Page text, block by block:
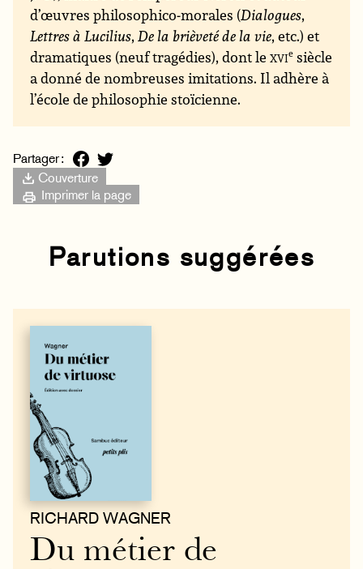
d’œuvres philosophico-morales (Dialogues,
Lettres à Lucilius, De la brièveté de la vie, etc.) et
dramatiques (neuf tragédies), dont lexvie siècle
a donné de nombreuses imitations. Il adhère à
l’école de philosophie stoïcienne.
Partager :
Couverture
Imprimer la page
Parutions suggérées
RICHARD WAGNER
Du métier de